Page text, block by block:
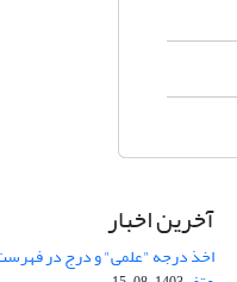
آخرین اخبار
اخذ درجه "علمی" و درج در